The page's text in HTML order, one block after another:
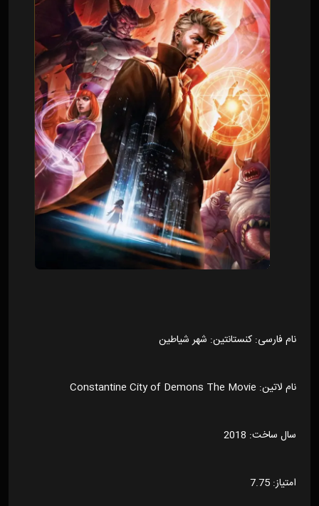
نام فارسی: کنستانتین: شهر شیاطین
نام لاتین: Constantine City of Demons The Movie
سال ساخت: 2018
امتیاز: 7.75